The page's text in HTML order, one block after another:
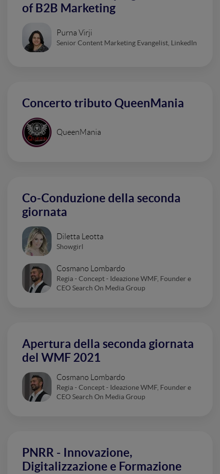
of B2B Marketing
Purna Virji
Senior Content Marketing Evangelist, LinkedIn
Concerto tributo QueenMania
QueenMania
Co-Conduzione della seconda
giornata
Diletta Leotta
Showgirl
Cosmano Lombardo
Regia - Concept - Ideazione WMF, Founder e
CEO Search On Media Group
Apertura della seconda giornata
del WMF 2021
Cosmano Lombardo
Regia - Concept - Ideazione WMF, Founder e
CEO Search On Media Group
PNRR - Innovazione,
Digitalizzazione e Formazione